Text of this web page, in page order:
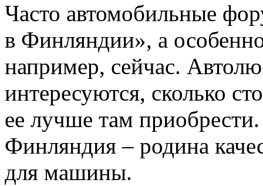
Часто автомобильные
в Финляндии», а
например, сейчас.
интересуются, сколько
ее лучше там
Финляндия – родина
для машины.